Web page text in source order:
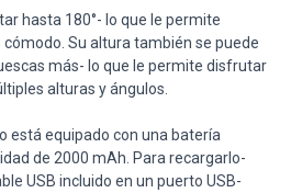
hasta 180°- lo que le permite
Su altura también se puede
más- lo que le permite disfrutar
alturas y ángulos.
está equipado con una batería
de 2000 mAh. Para recargarlo-
USB incluido en un puerto USB-